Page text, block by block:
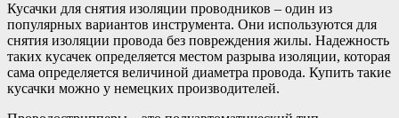
Кусачки для снятия изоляции проводников – один из
популярных вариантов инструмента. Они используются для
снятия изоляции провода без повреждения жилы. Надежность
таких кусачек определяется местом разрыва изоляции, которая
сама определяется величиной диаметра провода. Купить такие
кусачки можно у немецких производителей.